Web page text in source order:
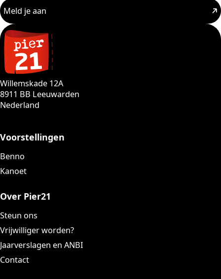
Meld je aan
Willemskade 12A
8911 BB Leeuwarden
Nederland
Voorstellingen
Benno
Kanoet
Over Pier21
Steun ons
Vrijwilliger worden?
Jaarverslagen en ANBI
Contact